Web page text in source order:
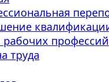
рабочих профессий
труда